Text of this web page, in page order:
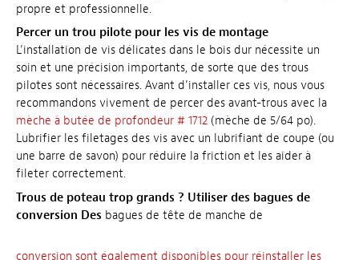
propre et professionnelle.
Percer un trou pilote pour les vis de montage
L’installation de vis délicates dans le bois dur nécessite un
soin et une précision importants, de sorte que des trous
pilotes sont nécessaires. Avant d’installer ces vis, nous vous
recommandons vivement de percer des avant-trous avec la
mèche à butée de profondeur # 1712 (mèche de 5/64 po).
Lubrifier les filetages des vis avec un lubrifiant de coupe (ou
une barre de savon) pour réduire la friction et les aider à
fileter correctement.
Trous de poteau trop grands ? Utiliser des bagues de
conversion Des bagues de tête de manche de
conversion sont également disponibles pour réinstaller les